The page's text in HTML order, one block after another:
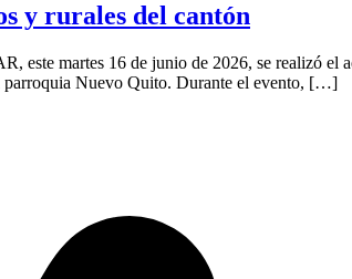
y rurales del cantón
martes 16 de junio de 2026, se realizó el
parroquia Nuevo Quito. Durante el evento, […]